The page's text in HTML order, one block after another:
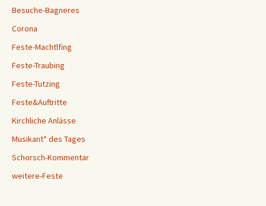
Besuche-Bagneres
Corona
Feste-Machtlfing
Feste-Traubing
Feste-Tutzing
Feste&Auftritte
Kirchliche Anlässe
Musikant* des Tages
Schorsch-Kommentar
weitere-Feste